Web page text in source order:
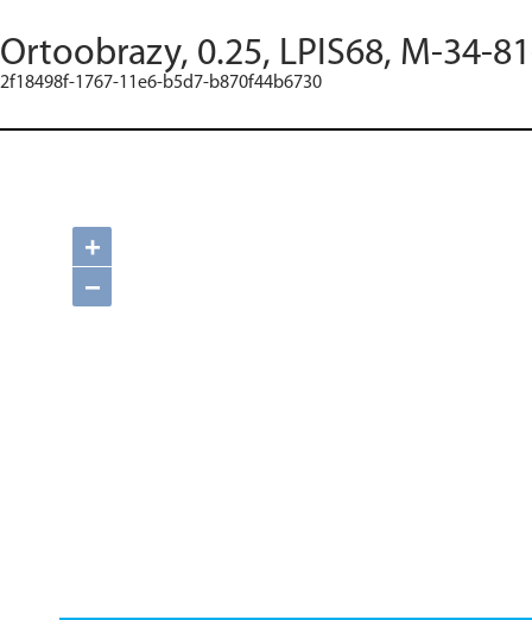
Ortoobrazy, 0.25, LPIS68, M-34-
2f18498f-1767-11e6-b5d7-b870f44b6730
+
−